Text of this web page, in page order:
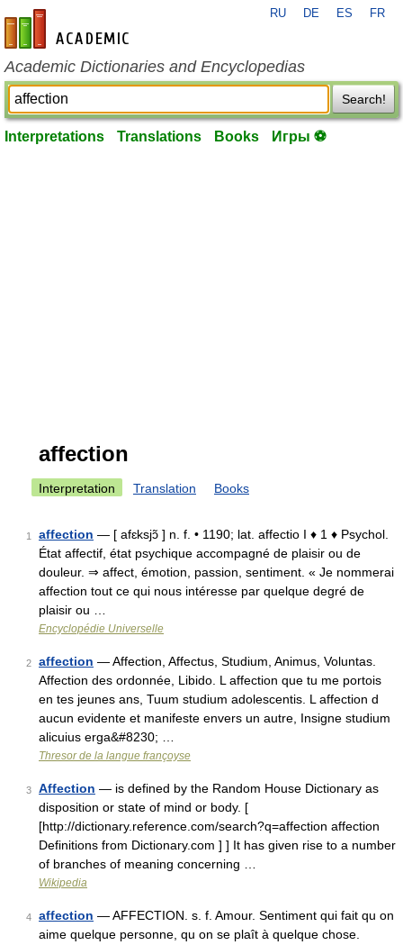
en-academic.com
RU DE ES FR
Academic Dictionaries and Encyclopedias
Search!
Interpretations Translations Books Игры ⚽
affection
Interpretation Translation Books
1 affection — [ afɛksjɔ̃ ] n. f. • 1190; lat. affectio I ♦ 1 ♦ Psychol.
État affectif, état psychique accompagné de plaisir ou de
douleur. ⇒ affect, émotion, passion, sentiment. « Je nommerai
affection tout ce qui nous intéresse par quelque degré de
plaisir ou …
Encyclopédie Universelle
2 affection — Affection, Affectus, Studium, Animus, Voluntas.
Affection des ordonnée, Libido. L affection que tu me portois
en tes jeunes ans, Tuum studium adolescentis. L affection d
aucun evidente et manifeste envers un autre, Insigne studium
alicuius erga&#8230; …
Thresor de la langue françoyse
3 Affection — is defined by the Random House Dictionary as
disposition or state of mind or body. [
[http://dictionary.reference.com/search?q=affection affection
Definitions from Dictionary.com ] ] It has given rise to a number
of branches of meaning concerning …
Wikipedia
4 affection — AFFECTION. s. f. Amour. Sentiment qui fait qu on
aime quelque personne, qu on se plaît à quelque chose.